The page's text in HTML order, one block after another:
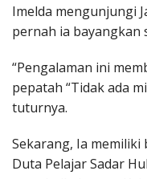
Imelda mengunjungi
pernah ia bayangkan
“Pengalaman ini
pepatah “Tidak ada
tuturnya.
Sekarang, Ia memiliki
Duta Pelajar Sadar